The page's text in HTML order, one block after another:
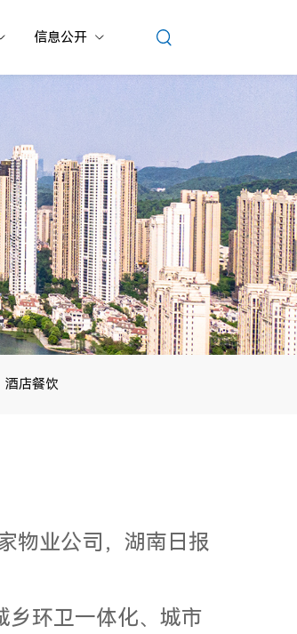
信息公开
酒店餐饮
物业公司，湖南日报
乡环卫一体化、城市